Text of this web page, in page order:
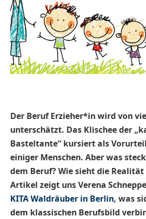
Der Beruf Erzieher*in wird von
unterschätzt. Das Klischee der
Basteltante“ kursiert als
einiger Menschen. Aber was
dem Beruf? Wie sieht die Realität
Artikel zeigt uns Verena
KITA Waldräuber in Berlin, was
dem klassischen Berufsbild